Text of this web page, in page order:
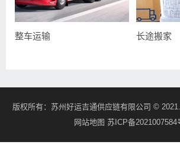
整车运输 长途搬家
版权所有： 苏州好运吉通供应链有限公司 ©
网站地图 苏ICP备2021007584